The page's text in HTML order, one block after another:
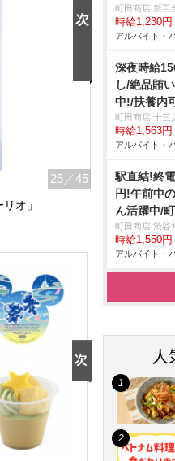
25 ／45
オ」
町田商店 新百
時給1,230円
アルバイト・
深夜時給
し/絶品賄
中!/扶養内
町田商店 十三
時給1,563円
アルバイト・
駅直結!終
円!午前中
ん活躍中/
清掃/406
町田商店 渋谷
時給1,550円
アルバイト・
人